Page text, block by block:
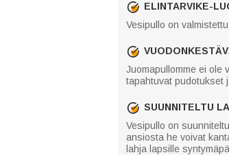
ELINTARVIKE-
Vesipullo on
Juomapullomme ei ole
tapahtuvat pudotukset
SUUNNITELTU
Vesipullo on
ansiosta he voivat
lahja lapsille